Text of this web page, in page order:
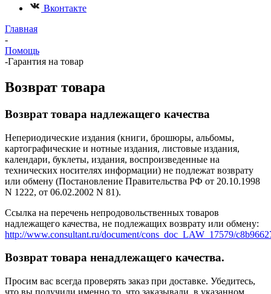
Вконтакте
Главная
-
Помощь
-Гарантия на товар
Возврат товара
Возврат товара надлежащего качества
Непериодические издания (книги, брошюры, альбомы,
картографические и нотные издания, листовые издания,
календари, буклеты, издания, воспроизведенные на
технических носителях информации) не подлежат возврату
или обмену (Постановление Правительства РФ от 20.10.1998
N 1222, от 06.02.2002 N 81).
Ссылка на перечень непродовольственных товаров
надлежащего качества, не подлежащих возврату или обмену:
http://www.consultant.ru/document/cons_doc_LAW_17579/
Возврат товара ненадлежащего качества.
Просим вас всегда проверять заказ при доставке. Убедитесь,
что вы получили именно то, что заказывали, в указанном